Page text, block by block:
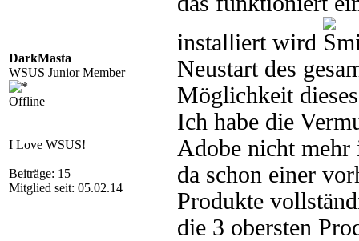
DarkMasta
WSUS Junior Member
Offline
I Love WSUS!
Beiträge: 15
Mitglied seit: 05.02.14
installiert wird
Neustart des
Möglichkeit
Ich habe die
Adobe nicht mehr
da schon einer
Produkte
die 3 obersten